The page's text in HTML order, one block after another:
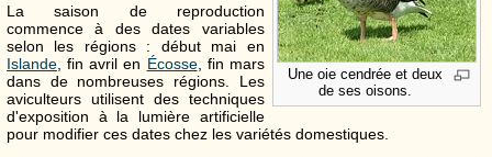
Une oie cendrée et deux
de ses oisons.
La saison de reproduction
commence à des dates variables
selon les régions : début mai en
Islande , fin avril en Écosse, fin mars
dans de nombreuses régions. Les
aviculteurs utilisent des techniques
d'exposition à la lumière artificielle
pour modifier ces dates chez les variétés domestiques.